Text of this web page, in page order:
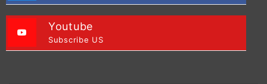
Youtube
Subscribe US